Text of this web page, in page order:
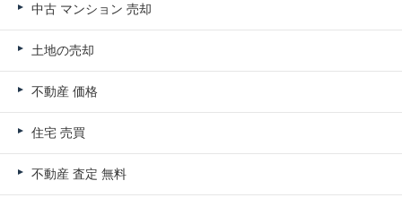
中古 マンション 売却
土地の売却
不動産 価格
住宅 売買
不動産 査定 無料